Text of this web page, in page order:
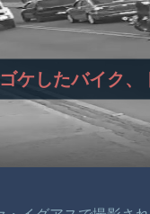
ケしたバイク、